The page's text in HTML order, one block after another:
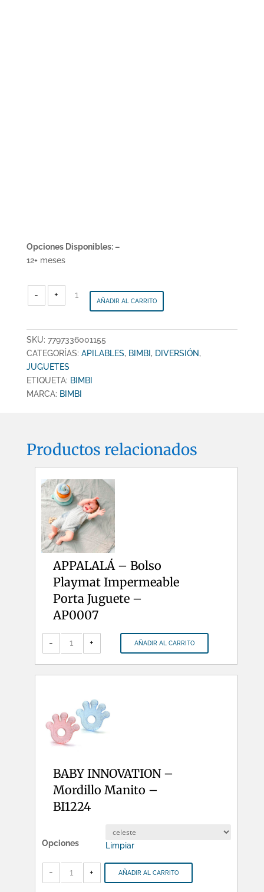
Opciones Disponibles: –
12+ meses
-
Granja
+
AÑADIR AL CARRITO
SKU: 7797336001155
CATEGORÍAS: APILABLES, BIMBI, DIVERSIÓN,
JUGUETES
ETIQUETA: BIMBI
MARCA: BIMBI
Productos relacionados
APPALALÁ – Bolso
Playmat Impermeable
Porta Juguete –
AP0007
-
APPALALÁ
Bolso
Juguete
AP0007
+ AÑADIR AL CARRITO
BABY INNOVATION –
Mordillo Manito –
BI1224
Opciones Limpiar
-
BABY
INNOVATION+ AÑADIR AL CARRITO